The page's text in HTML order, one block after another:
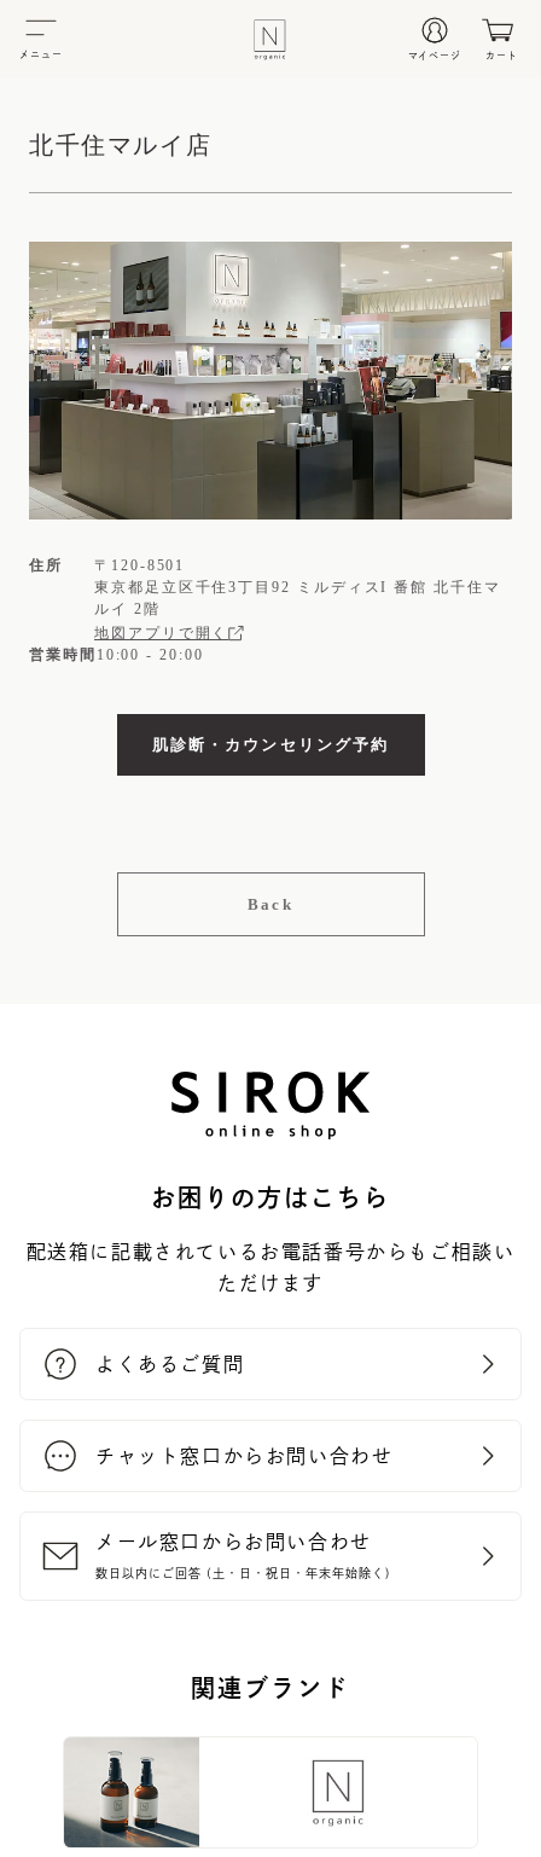
メニュー マイページ カート
お困りの方はこちら
配送箱に記載されているお電話番号からもご相談い
ただけます
よくあるご質問
チャット窓口からお問い合わせ
メール窓口からお問い合わせ
数日以内にご回答 (土・日・祝日・年末年始除く)
関連ブランド